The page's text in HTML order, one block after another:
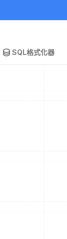
SQL格式化器